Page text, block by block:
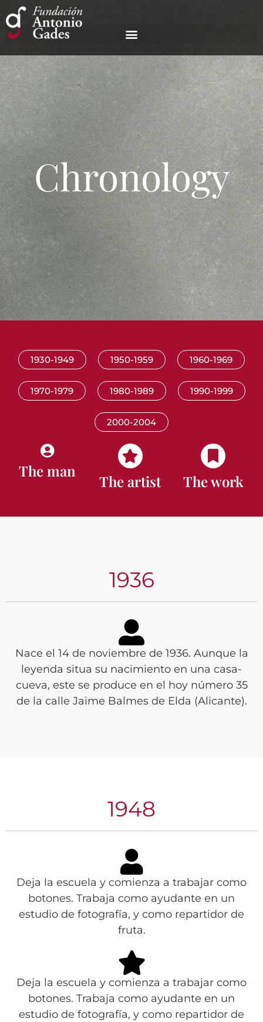
Chronology
1930-1949 1950-1959 1960-1969
1970-1979 1980-1989 1990-1999
2000-2004
The man
The artist The work
1936
Nace el 14 de noviembre de 1936. Aunque la
leyenda situa su nacimiento en una casa-
cueva, este se produce en el hoy número 35
de la calle Jaime Balmes de Elda (Alicante).
1948
Deja la escuela y comienza a trabajar como
botones. Trabaja como ayudante en un
estudio de fotografía, y como repartidor de
fruta.
Deja la escuela y comienza a trabajar como
botones. Trabaja como ayudante en un
estudio de fotografía, y como repartidor de